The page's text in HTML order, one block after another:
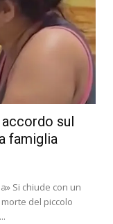
sul
famiglia
Si chiude con un
del piccolo